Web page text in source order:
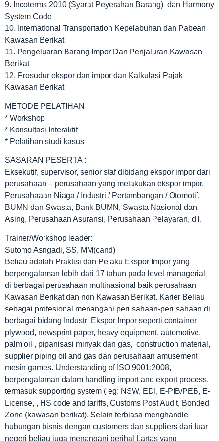
9. Incoterms 2010 (Syarat Peyerahan Barang) dan Harmony
System Code
10. International Transportation Kepelabuhan dan Pabean
Kawasan Berikat
11. Pengeluaran Barang Impor Dan Penjaluran Kawasan
Berikat
12. Prosudur ekspor dan impor dan Kalkulasi Pajak
Kawasan Berikat
METODE PELATIHAN
* Workshop
* Konsultasi Interaktif
* Pelatihan studi kasus
SASARAN PESERTA :
Eksekutif, supervisor, senior staf dibidang ekspor impor dari
perusahaan – perusahaan yang melakukan ekspor impor,
Perusahaaan Niaga / Industri / Pertambangan / Otomotif,
BUMN dan Swasta, Bank BUMN, Swasta Nasional dan
Asing, Perusahaan Asuransi, Perusahaan Pelayaran, dll.
Trainer/Workshop leader:
Sutomo Asngadi, SS, MM(cand)
Beliau adalah Praktisi dan Pelaku Ekspor Impor yang
berpengalaman lebih dari 17 tahun pada level managerial
di berbagai perusahaan multinasional baik perusahaan
Kawasan Berikat dan non Kawasan Berikat. Karier Beliau
sebagai profesional menangani perusahaan-perusahaan di
berbagai bidang Industri Ekspor Impor seperti container,
plywood, newsprint paper, heavy equipment, automotive,
palm oil , pipanisasi minyak dan gas, construction material,
supplier piping oil and gas dan perusahaan amusement
mesin games. Understanding of ISO 9001:2008,
berpengalaman dalam handling import and export process,
termasuk supporting system ( eg: NSW, EDI, E-PIB/PEB, E-
License, , HS code and tariffs, Customs Post Audit, Bonded
Zone (kawasan berikat). Selain terbiasa menghandle
hubungan bisnis dengan customers dan suppliers dari luar
negeri beliau juga menangani perihal Lartas yang